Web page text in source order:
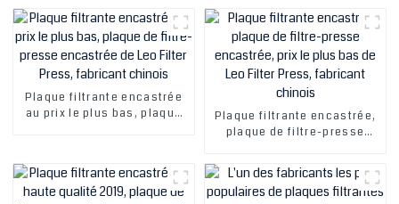
Plaque filtrante encastrée
au prix le plus bas, plaque
Plaque filtrante encastrée,
plaque de filtre-presse
de Leo Filter Press,
fabricant chinois